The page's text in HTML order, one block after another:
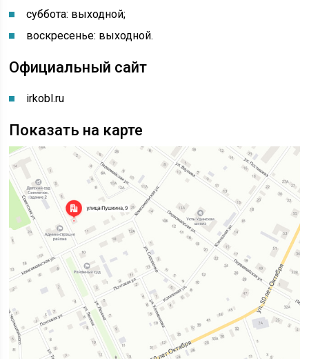
суббота: выходной;
воскресенье: выходной.
Официальный сайт
irkobl.ru
Показать на карте